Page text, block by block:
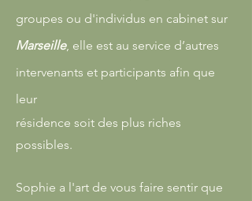
groupes ou d'individus en cabinet sur
Marseille, elle est au service d’autres
intervenants et participants afin que
leur
résidence soit des plus riches
possibles.
Sophie a l'art de vous faire sentir que